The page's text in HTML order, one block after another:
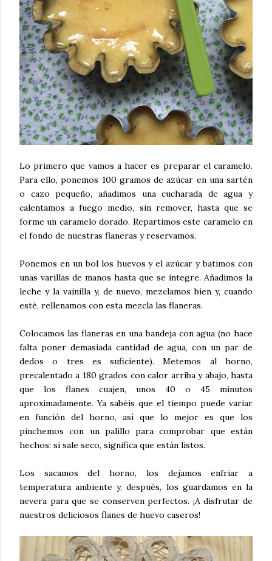
Lo primero que vamos a hacer es preparar el caramelo.
Para ello, ponemos 100 gramos de azúcar en una sartén
o cazo pequeño, añadimos una cucharada de agua y
calentamos a fuego medio, sin remover, hasta que se
forme un caramelo dorado. Repartimos este caramelo en
el fondo de nuestras flaneras y reservamos.
Ponemos en un bol los huevos y el azúcar y batimos con
unas varillas de manos hasta que se integre. Añadimos la
leche y la vainilla y, de nuevo, mezclamos bien y, cuando
esté, rellenamos con esta mezcla las flaneras.
Colocamos las flaneras en una bandeja con agua (no hace
falta poner demasiada cantidad de agua, con un par de
dedos o tres es suficiente). Metemos al horno,
precalentado a 180 grados con calor arriba y abajo, hasta
que los flanes cuajen, unos 40 o 45 minutos
aproximadamente. Ya sabéis que el tiempo puede variar
en función del horno, así que lo mejor es que los
pinchemos con un palillo para comprobar que están
hechos: si sale seco, significa que están listos.
Los sacamos del horno, los dejamos enfriar a
temperatura ambiente y, después, los guardamos en la
nevera para que se conserven perfectos. ¡A disfrutar de
nuestros deliciosos flanes de huevo caseros!